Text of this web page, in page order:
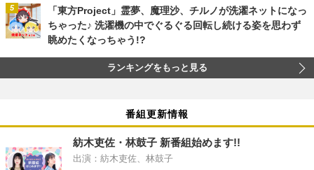
「東方Project」霊夢、魔理沙、チルノが洗濯ネットになっ
ちゃった♪ 洗濯機の中でぐるぐる回転し続ける姿を思わず
眺めたくなっちゃう!?
ランキングをもっと見る
番組更新情報
紡木吏佐・林鼓子 新番組始めます!!
出演：紡木吏佐、林鼓子